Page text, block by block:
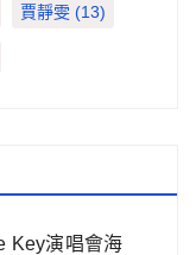
賈靜雯 (13)
Key演唱會海